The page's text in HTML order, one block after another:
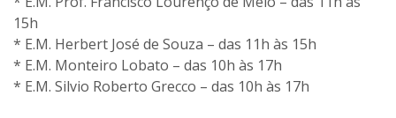
15h
* E.M. Herbert José de Souza – das 11h às 15h
* E.M. Monteiro Lobato – das 10h às 17h
* E.M. Silvio Roberto Grecco – das 10h às 17h